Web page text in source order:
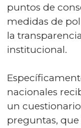
puntos de
medidas de
la
institucional.
nacionales
un
preguntas,